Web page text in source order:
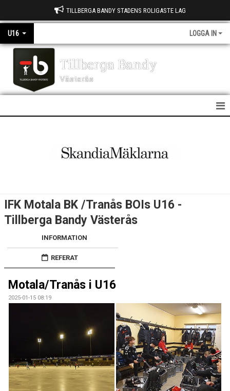
TILLBERGA BANDY STADENS ROLIGASTE LAG
U16 LOGGA IN
Tillberga Bandy
Västerås
TRUPPEN
BILDGALLERI
KONTAKT
IFK Motala BK /Tranås BOIs U16 -
Tillberga Bandy Västerås
INFORMATION
REFERAT
Motala/Tranås i U16
2025-01-15 08:19